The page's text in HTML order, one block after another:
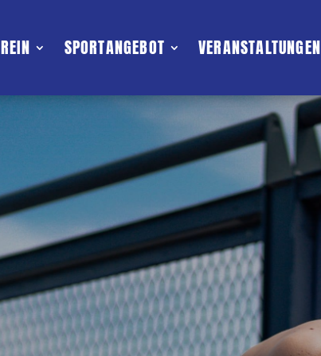
SPORTANGEBOT VERANSTALTUNGEN